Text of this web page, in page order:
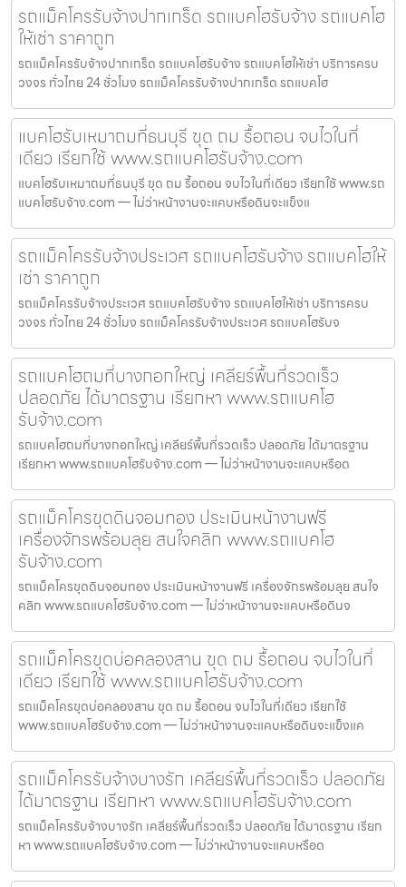
รถแม็คโครรับจ้างปากเกร็ด รถแบคโฮรับจ้าง รถแบคโฮ
ให้เช่า ราคาถูก
รถแม็คโครรับจ้างปากเกร็ด รถแบคโฮรับจ้าง รถแบคโฮให้เช่า บริการครบ
วงจร ทั่วไทย 24 ชั่วโมง รถแม็คโครรับจ้างปากเกร็ด รถแบคโฮ
แบคโฮรับเหมาถมที่ธนบุรี ขุด ถม รื้อถอน จบไวในที่
เดียว เรียกใช้ www.รถแบคโฮรับจ้าง.com
แบคโฮรับเหมาถมที่ธนบุรี ขุด ถม รื้อถอน จบไวในที่เดียว เรียกใช้ www.รถ
แบคโฮรับจ้าง.com — ไม่ว่าหน้างานจะแคบหรือดินจะแข็งแ
รถแม็คโครรับจ้างประเวศ รถแบคโฮรับจ้าง รถแบคโฮให้
เช่า ราคาถูก
รถแม็คโครรับจ้างประเวศ รถแบคโฮรับจ้าง รถแบคโฮให้เช่า บริการครบ
วงจร ทั่วไทย 24 ชั่วโมง รถแม็คโครรับจ้างประเวศ รถแบคโฮรับจ
รถแบคโฮถมที่บางกอกใหญ่ เคลียร์พื้นที่รวดเร็ว
ปลอดภัย ได้มาตรฐาน เรียกหา www.รถแบคโฮ
รับจ้าง.com
รถแบคโฮถมที่บางกอกใหญ่ เคลียร์พื้นที่รวดเร็ว ปลอดภัย ได้มาตรฐาน
เรียกหา www.รถแบคโฮรับจ้าง.com — ไม่ว่าหน้างานจะแคบหรือด
รถแม็คโครขุดดินจอมทอง ประเมินหน้างานฟรี
เครื่องจักรพร้อมลุย สนใจคลิก www.รถแบคโฮ
รับจ้าง.com
รถแม็คโครขุดดินจอมทอง ประเมินหน้างานฟรี เครื่องจักรพร้อมลุย สนใจ
คลิก www.รถแบคโฮรับจ้าง.com — ไม่ว่าหน้างานจะแคบหรือดินจ
รถแม็คโครขุดบ่อคลองสาน ขุด ถม รื้อถอน จบไวในที่
เดียว เรียกใช้ www.รถแบคโฮรับจ้าง.com
รถแม็คโครขุดบ่อคลองสาน ขุด ถม รื้อถอน จบไวในที่เดียว เรียกใช้
www.รถแบคโฮรับจ้าง.com — ไม่ว่าหน้างานจะแคบหรือดินจะแข็งแค
รถแม็คโครรับจ้างบางรัก เคลียร์พื้นที่รวดเร็ว ปลอดภัย
ได้มาตรฐาน เรียกหา www.รถแบคโฮรับจ้าง.com
รถแม็คโครรับจ้างบางรัก เคลียร์พื้นที่รวดเร็ว ปลอดภัย ได้มาตรฐาน เรียก
หา www.รถแบคโฮรับจ้าง.com — ไม่ว่าหน้างานจะแคบหรือด